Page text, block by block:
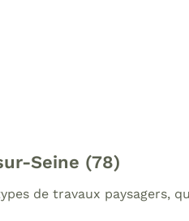
Seine (78)
de travaux paysagers,